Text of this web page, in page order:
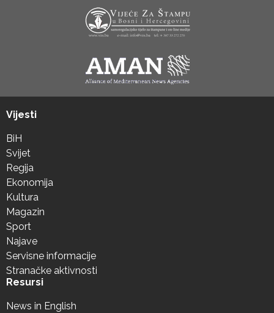
Vijesti
BiH
Svijet
Regija
Ekonomija
Kultura
Magazin
Sport
Najave
Servisne informacije
Stranačke aktivnosti
Resursi
News in English